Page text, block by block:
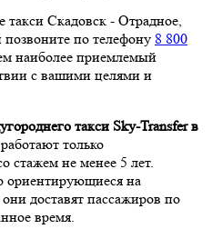
такси Скадовск - Отрадное,
по телефону 8 800
наиболее приемлемый
с вашими целями и
такси Sky-Transfer в
только
стажем не менее 5 лет.
ориентирующиеся на
доставят пассажиров по
время.